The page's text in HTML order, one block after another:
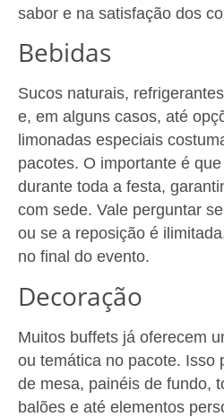
sabor e na satisfação dos
Bebidas
Sucos naturais,
e, em alguns casos, até
limonadas especiais
pacotes. O importante é
durante toda a festa,
com sede. Vale perguntar
ou se a reposição é
no final do evento.
Decoração
Muitos buffets já oferecem
ou temática no pacote. Isso
de mesa, painéis de fundo,
balões e até elementos